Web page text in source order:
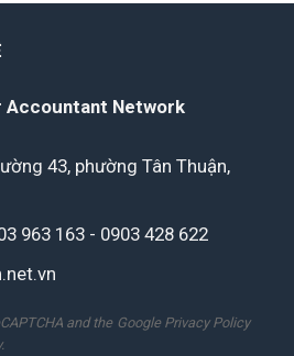
Accountant Network
43, phường Tân Thuận,
963 163- 0903 428 622
and the Google Privacy Policy